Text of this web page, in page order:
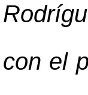
con el